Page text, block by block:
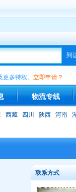
到
多特权。 立即申请？
物流专线
西藏 四川 陕西 河南
联系方式